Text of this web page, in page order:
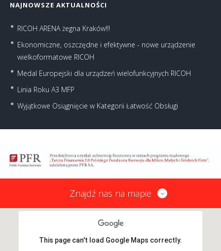
NAJNOWSZE AKTUALNOŚCI
RICOH ARENA żegna Kraków!!!
Ekonomiczne, oszczędne i efektywne - nowe urządzenie
wielkoformatowe RICOH
Medal Europejski dla urządzeń wielofunkcyjnych RICOH
Linia Roku A3 MFP
Wyjątkowe Osiągnięcie w Kategorii Łatwość Obsługi
Znajdź nas na mapie
This page can't load Google Maps correctly.